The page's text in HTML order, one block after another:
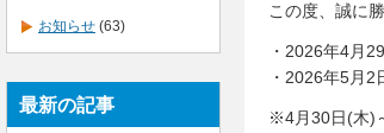
この度、誠に
・2026年4月
・2026年5月2
※4月30日(木)
お知らせ (63)
最新の記事